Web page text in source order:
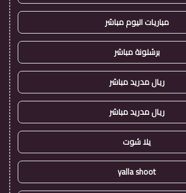
مباريات اليوم مباشر
برشلونة مباشر
ريال مدريد مباشر
ريال مدريد مباشر
يلا شوت
yalla shoot